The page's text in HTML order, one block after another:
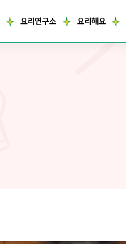
요리연구소 요리해요